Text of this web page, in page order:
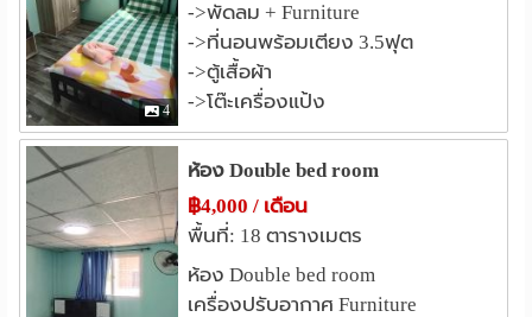
4
->พัดลม + Furniture
->ที่นอนพร้อมเตียง 3.5ฟุต
->ตู้เสื้อผ้า
->โต๊ะเครื่องแป้ง
ห้อง Double bed room
฿4,000 / เดือน
พื้นที่: 18 ตารางเมตร
ห้อง Double bed room
เครื่องปรับอากาศ Furniture